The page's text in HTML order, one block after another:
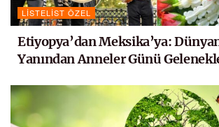
LISTELIST ÖZEL
Etiyopya’dan Meksika’ya:
Yanından Anneler Günü